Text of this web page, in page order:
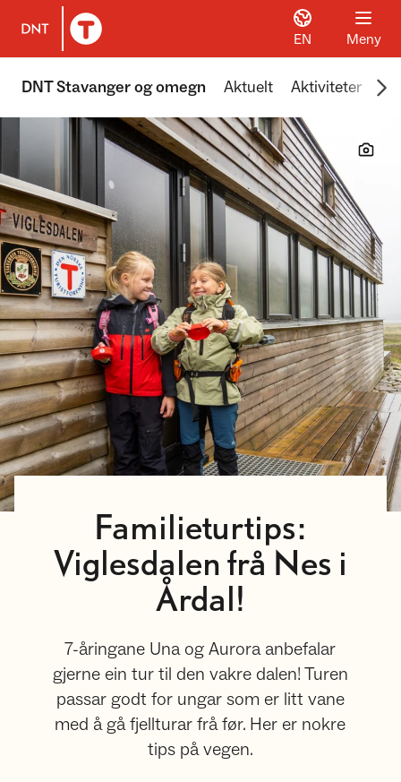
Til DNT.no forside
EN Meny
DNT Stavanger og omegn Aktuelt Aktiviteter
Familieturtips:
Viglesdalen frå Nes i
Årdal!
7-åringane Una og Aurora anbefalar
gjerne ein tur til den vakre dalen! Turen
passar godt for ungar som er litt vane
med å gå fjellturar frå før. Her er nokre
tips på vegen.